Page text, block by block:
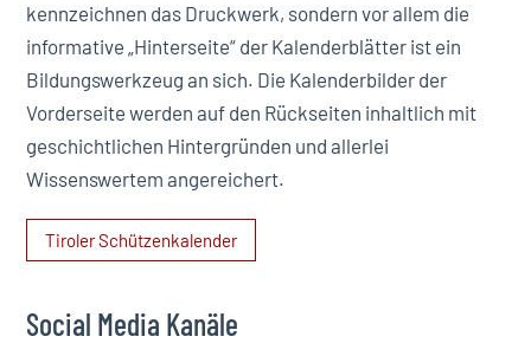
kennzeichnen das Druckwerk, sondern vor allem die
informative „Hinterseite“ der Kalenderblätter ist ein
Bildungswerkzeug an sich. Die Kalenderbilder der
Vorderseite werden auf den Rückseiten inhaltlich mit
geschichtlichen Hintergründen und allerlei
Wissenswertem angereichert.
Tiroler Schützenkalender
Social Media Kanäle